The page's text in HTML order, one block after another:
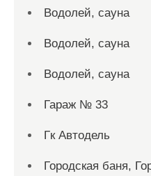
Водолей, сауна
Водолей, сауна
Водолей, сауна
Гараж № 33
Гк Автодель
Городская баня,